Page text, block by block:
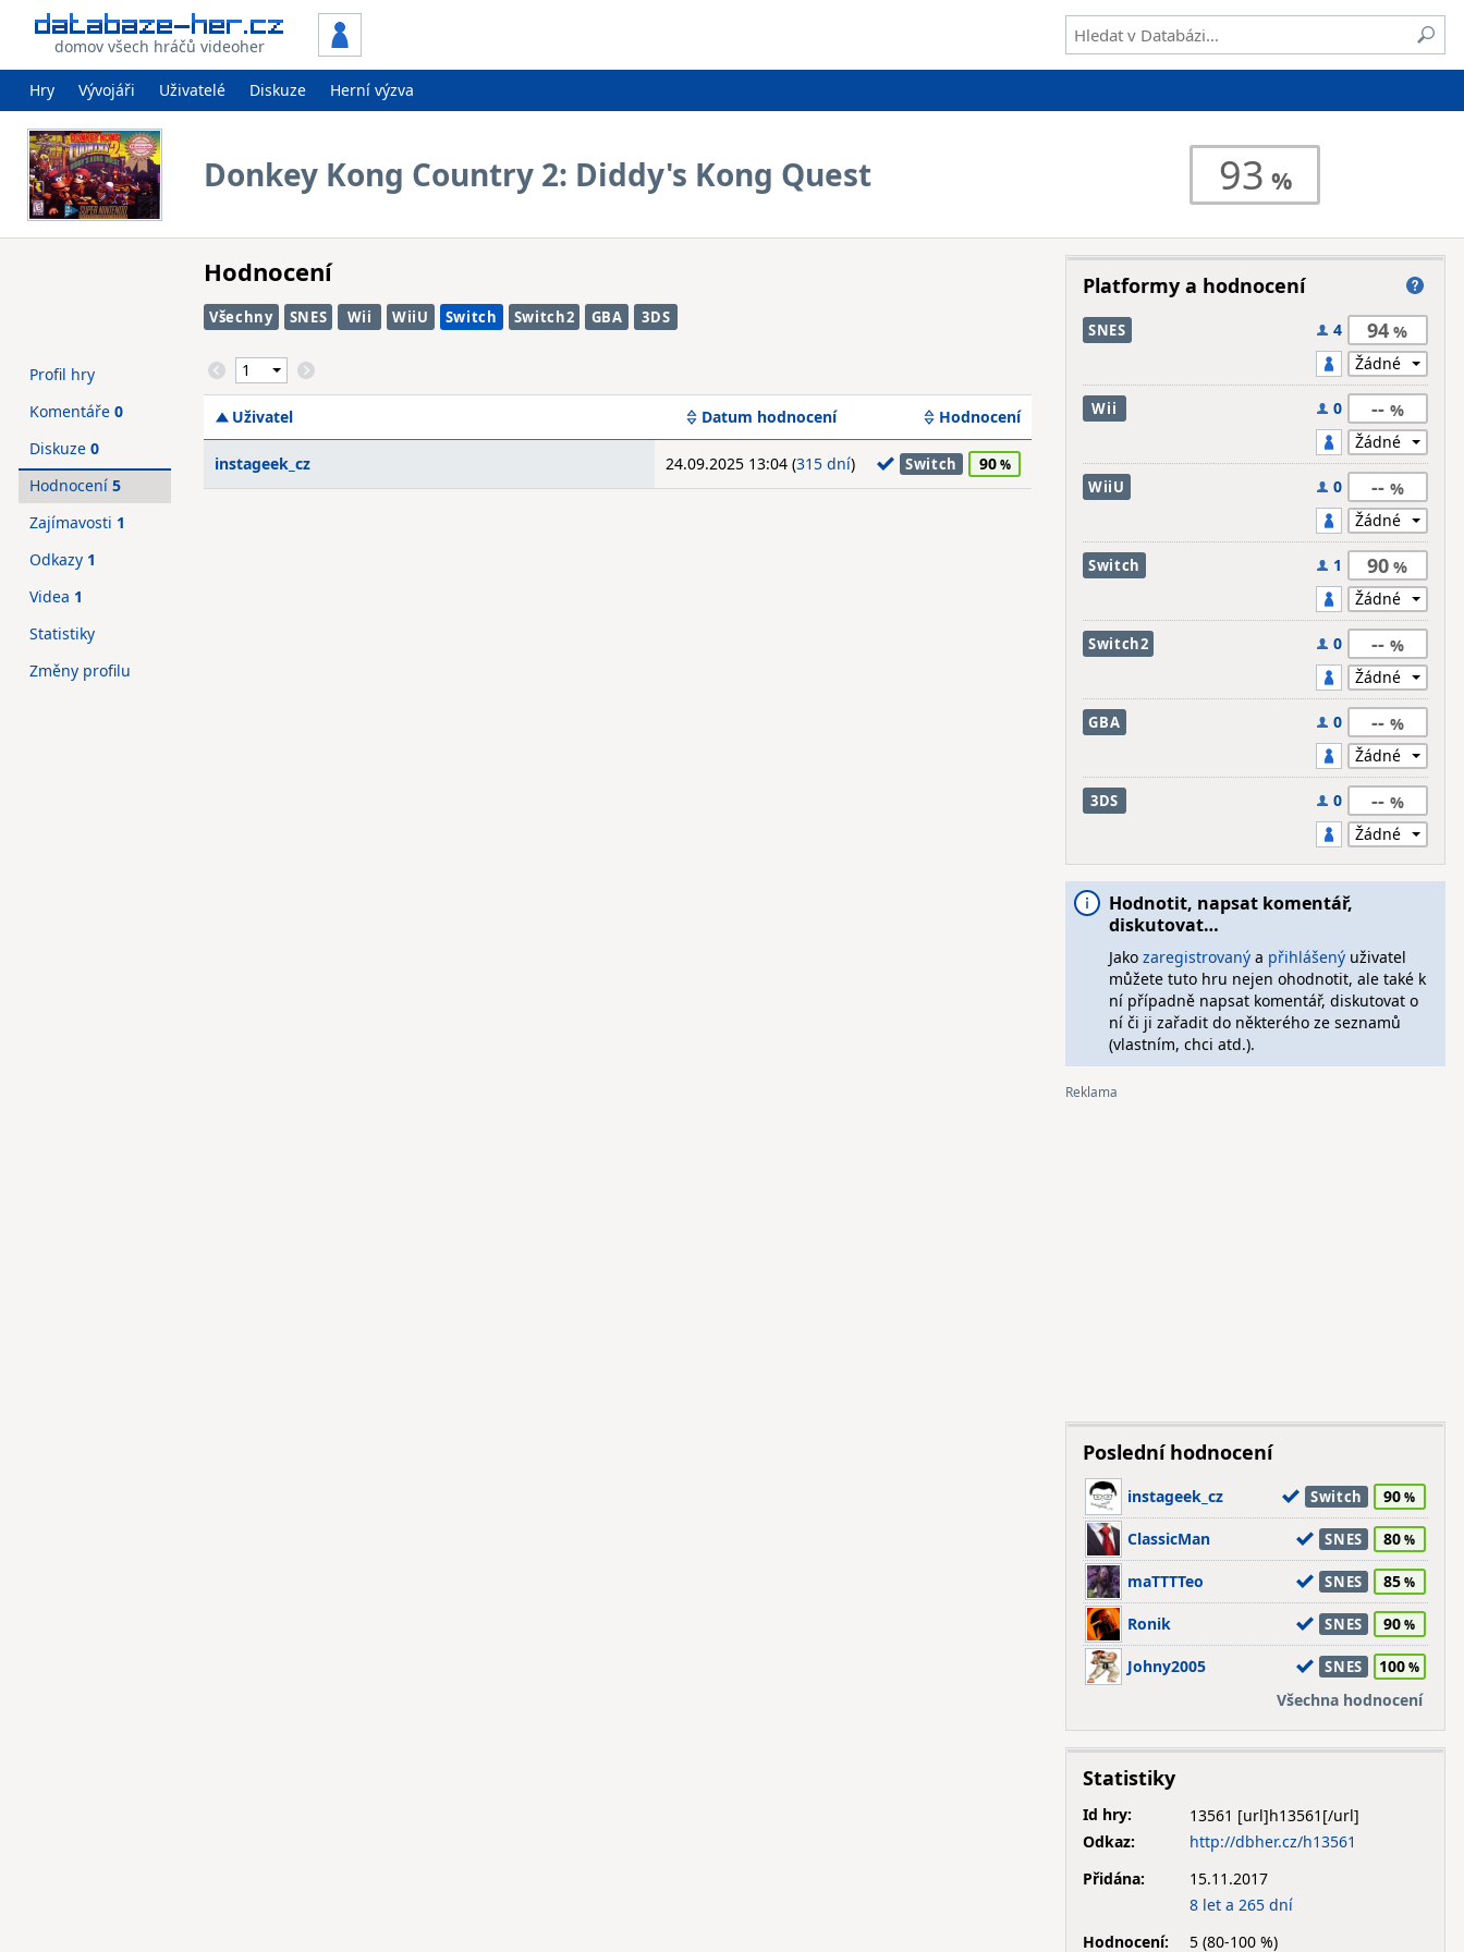
domov všech hráčů videoher
Hry Vývojáři Uživatelé Diskuze Herní výzva
Donkey Kong Country 2: Diddy's Kong Quest 93
Hodnocení
Všechny SNES Wii WiiU Switch Switch2 GBA 3DS
Uživatel Datum hodnocení Hodnocení
instageek_cz 24.09.2025 13:04 (315 dní) Switch 90
Profil hry
Komentáře 0
Diskuze 0
Hodnocení 5
Zajímavosti 1
Odkazy 1
Videa 1
Statistiky
Změny profilu
Platformy a hodnocení
SNES 4 94
Wii 0 --
WiiU 0 --
Switch 1 90
Switch2 0 --
GBA 0 --
3DS 0 --
Hodnotit, napsat komentář,
diskutovat…
Jako zaregistrovanýa přihlášenýuživatel
můžete tuto hru nejen ohodnotit, ale také k
ní případně napsat komentář, diskutovat o
ní či ji zařadit do některého ze seznamů
(vlastním, chci atd.).
Poslední hodnocení
instageek_cz Switch 90
ClassicMan SNES 80
maTTTTeo SNES 85
Ronik SNES 90
Johny2005 SNES
100
Všechna hodnocení
Statistiky
Id hry:
13561
Odkaz:
http://dbher.cz/h13561
Přidána:
15.11.2017
8 let a 265 dní
Hodnocení:
5 (80-100 %)